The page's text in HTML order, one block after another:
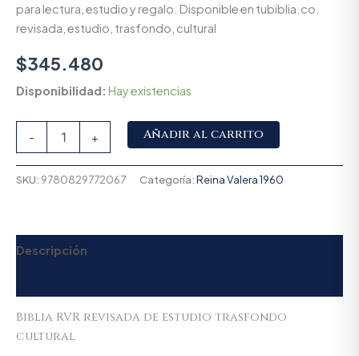
para lectura, estudio y regalo. Disponible en tubiblia.co.
revisada, estudio, trasfondo, cultural
$345.480
Disponibilidad: Hay existencias
- + Añadir al carrito
SKU: 9780829772067 Categoría:Reina Valera 1960
Descripción
Biblia RVR revisada de estudio trasfondo
cultural